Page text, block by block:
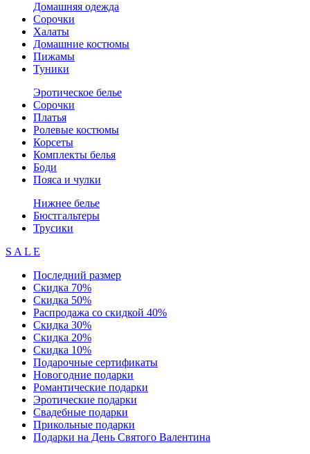
Домашняя одежда
Сорочки
Халаты
Домашние костюмы
Пижамы
Туники
Эротическое белье
Сорочки
Платья
Ролевые костюмы
Корсеты
Комплекты белья
Боди
Пояса и чулки
Нижнее белье
Бюстгальтеры
Трусики
S A L E
Последний размер
Скидка 70%
Скидка 50%
Распродажа со скидкой 40%
Скидка 30%
Скидка 20%
Скидка 10%
Подарочные сертификаты
Новогодние подарки
Романтические подарки
Эротические подарки
Свадебные подарки
Прикольные подарки
Подарки на День Святого Валентина